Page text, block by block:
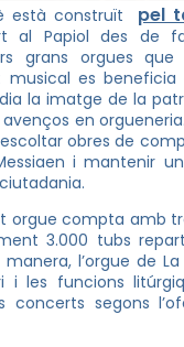
està construït
pel
al Papiol des de
grans orgues que
musical es
la imatge de la
en
obres de
i mantenir
orgue compta amb
3.000 tubs
manera, l’orgue de
i les funcions
concerts segons